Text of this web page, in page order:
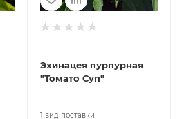
Эхинацея пурпурная
"Томато Суп"
1 вид поставки